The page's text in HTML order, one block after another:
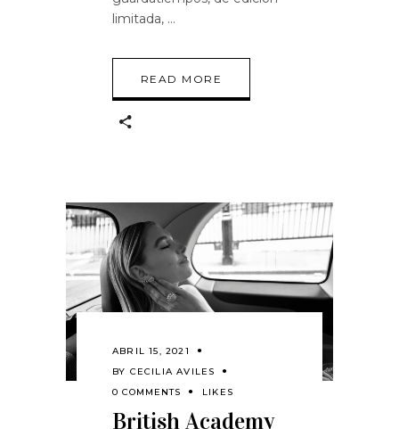
limitada,
READ MORE
ABRIL 15, 2021
BY CECILIA AVILES
0 COMMENTS
LIKES
British Academy